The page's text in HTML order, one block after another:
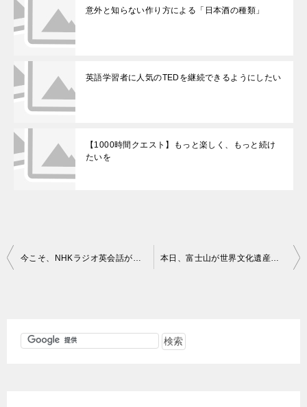
意外と知らない作り方による「日本酒の種類」
英語学習者に人気のTEDを継続できるようにしたい
【1000時間クエスト】もっと楽しく、もっと続け
たいを
投